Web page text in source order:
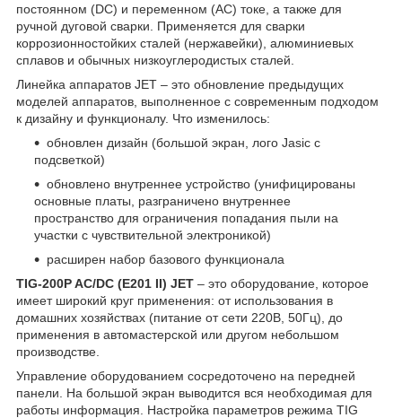
постоянном (DC) и переменном (AC) токе, а также для
ручной дуговой сварки. Применяется для сварки
коррозионностойких сталей (нержавейки), алюминиевых
сплавов и обычных низкоуглеродистых сталей.
Линейка аппаратов JET – это обновление предыдущих
моделей аппаратов, выполненное с современным подходом
к дизайну и функционалу. Что изменилось:
обновлен дизайн (большой экран, лого Jasic с
подсветкой)
обновлено внутреннее устройство (унифицированы
основные платы, разграничено внутреннее
пространство для ограничения попадания пыли на
участки с чувствительной электроникой)
расширен набор базового функционала
TIG-200P AC/DC (E201 II) JET – это оборудование, которое
имеет широкий круг применения: от использования в
домашних хозяйствах (питание от сети 220В, 50Гц), до
применения в автомастерской или другом небольшом
производстве.
Управление оборудованием сосредоточено на передней
панели. На большой экран выводится вся необходимая для
работы информация. Настройка параметров режима TIG